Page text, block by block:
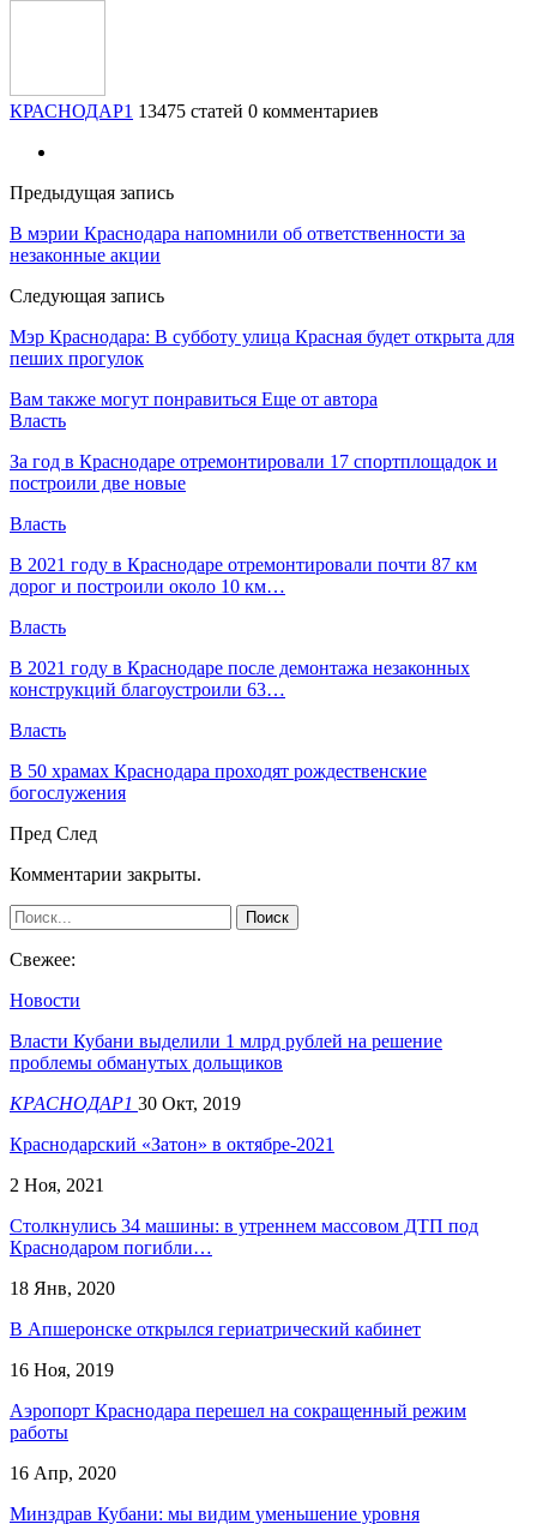
КРАСНОДАР1 13475 статей 0 комментариев
Предыдущая запись
В мэрии Краснодара напомнили об ответственности за
незаконные акции
Следующая запись
Мэр Краснодара: В субботу улица Красная будет открыта для
пеших прогулок
Вам также могут понравиться Еще от автора
Власть
За год в Краснодаре отремонтировали 17 спортплощадок и
построили две новые
Власть
В 2021 году в Краснодаре отремонтировали почти 87 км
дорог и построили около 10 км…
Власть
В 2021 году в Краснодаре после демонтажа незаконных
конструкций благоустроили 63…
Власть
В 50 храмах Краснодара проходят рождественские
богослужения
Пред След
Комментарии закрыты.
Свежее:
Новости
Власти Кубани выделили 1 млрд рублей на решение
проблемы обманутых дольщиков
КРАСНОДАР1 30 Окт, 2019
Краснодарский «Затон» в октябре-2021
2 Ноя, 2021
Столкнулись 34 машины: в утреннем массовом ДТП под
Краснодаром погибли…
18 Янв, 2020
В Апшеронске открылся гериатрический кабинет
16 Ноя, 2019
Аэропорт Краснодара перешел на сокращенный режим
работы
16 Апр, 2020
Минздрав Кубани: мы видим уменьшение уровня